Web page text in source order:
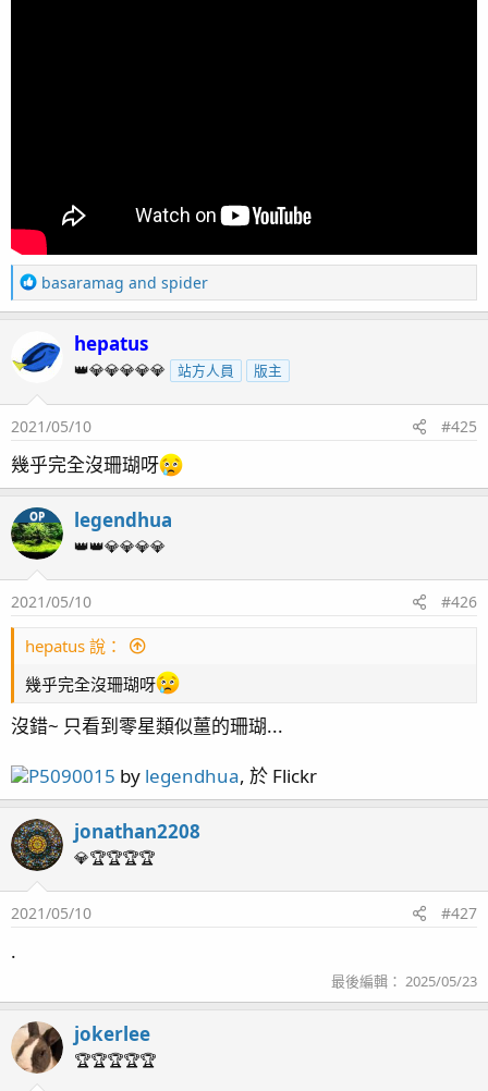
a
t
i
o
s
：
R
e
c
t
o
n
：
basaramag and spider
hepatus
👑💎💎💎💎💎 站方人員 版主
2021/05/10 #425
幾乎完全沒珊瑚呀
OP legendhua
👑👑💎💎💎💎
2021/05/10 #426
hepatus 說：
幾乎完全沒珊瑚呀
沒錯~ 只看到零星類似薑的珊瑚...
P5090015 by legendhua, 於 Flickr
jonathan2208
💎🏆🏆🏆🏆
2021/05/10 #427
.
最後編輯： 2025/05/23
jokerlee
🏆🏆🏆🏆🏆